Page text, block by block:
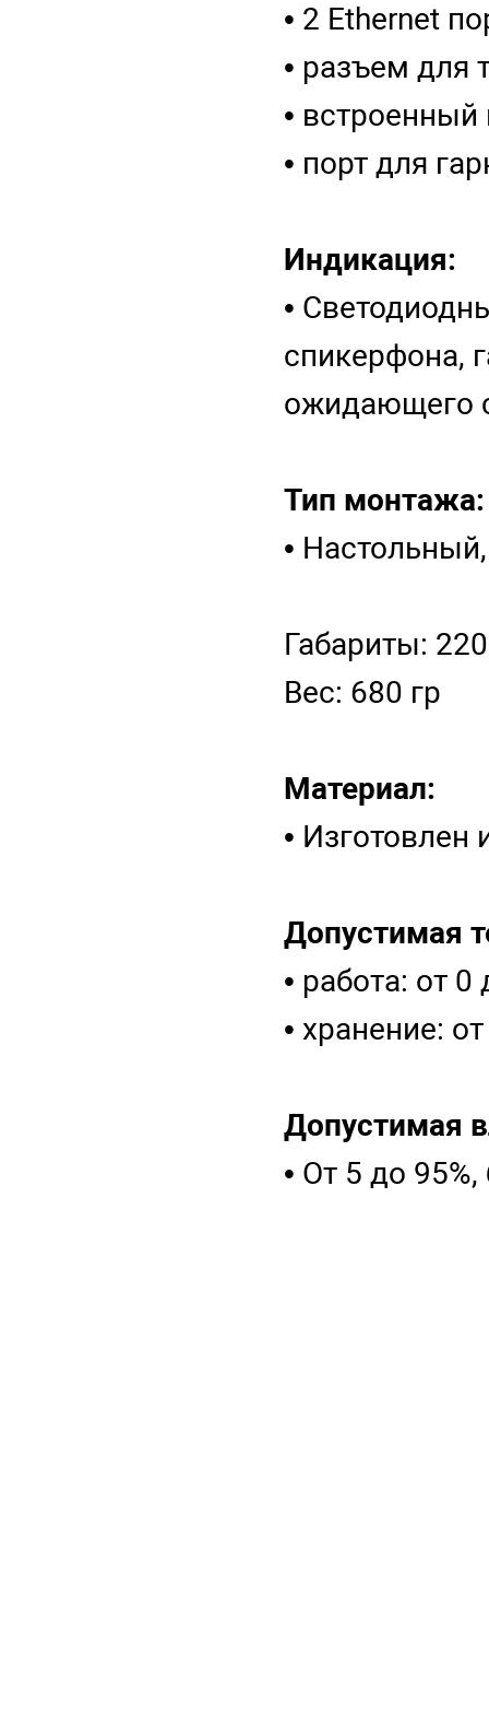
• 2 Ethernet
• разъем для
•
• порт для
Индикация:
•
спикерфона,
ожидающего
Тип монтажа:
•
Габариты:
Вес: 680 гр
Материал:
•
Допустимая
• работа: от 0
• хранение:
Допустимая
• От 5 до